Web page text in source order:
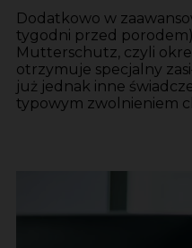
Dodatkowo w
tygodni przed
Mutterschutz, czyli
otrzymuje specjalny
już jednak inne
typowym zwolnieniem